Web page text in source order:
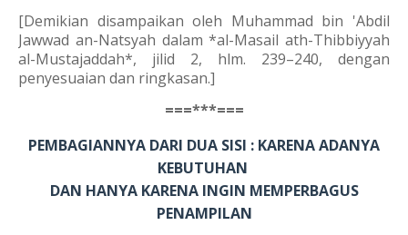
[Demikian disampaikan oleh Muhammad bin 'Abdil
Jawwad an-Natsyah dalam *al-Masail ath-Thibbiyyah
al-Mustajaddah*, jilid 2, hlm. 239–240, dengan
penyesuaian dan ringkasan.]
===***===
PEMBAGIANNYA DARI DUA SISI : KARENA ADANYA
KEBUTUHAN
DAN HANYA KARENA INGIN MEMPERBAGUS
PENAMPILAN